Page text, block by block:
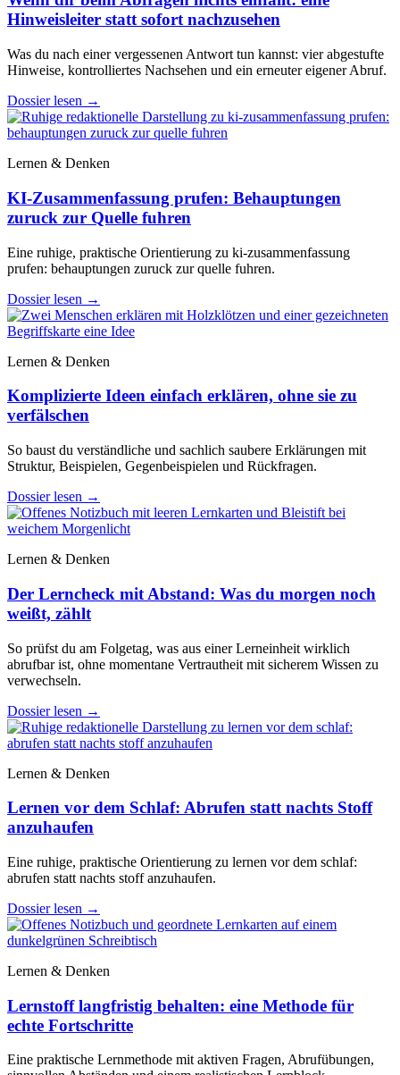
Hinweisleiter statt sofort nachzusehen
Was du nach einer vergessenen Antwort tun kannst: vier abgestufte
Hinweise, kontrolliertes Nachsehen und ein erneuter eigener Abruf.
Dossier lesen →
Lernen & Denken
KI-Zusammenfassung prufen: Behauptungen
zuruck zur Quelle fuhren
Eine ruhige, praktische Orientierung zu ki-zusammenfassung
prufen: behauptungen zuruck zur quelle fuhren.
Dossier lesen →
Lernen & Denken
Komplizierte Ideen einfach erklären, ohne sie zu
verfälschen
So baust du verständliche und sachlich saubere Erklärungen mit
Struktur, Beispielen, Gegenbeispielen und Rückfragen.
Dossier lesen →
Lernen & Denken
Der Lerncheck mit Abstand: Was du morgen noch
weißt, zählt
So prüfst du am Folgetag, was aus einer Lerneinheit wirklich
abrufbar ist, ohne momentane Vertrautheit mit sicherem Wissen zu
verwechseln.
Dossier lesen →
Lernen & Denken
Lernen vor dem Schlaf: Abrufen statt nachts Stoff
anzuhaufen
Eine ruhige, praktische Orientierung zu lernen vor dem schlaf:
abrufen statt nachts stoff anzuhaufen.
Dossier lesen →
Lernen & Denken
Lernstoff langfristig behalten: eine Methode für
echte Fortschritte
Eine praktische Lernmethode mit aktiven Fragen, Abrufübungen,